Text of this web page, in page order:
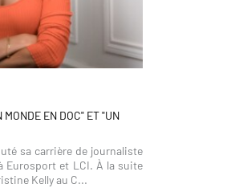
EN DOC" ET "UN
sa carrière de journaliste
Eurosport et LCI. À la suite
Kelly au C...